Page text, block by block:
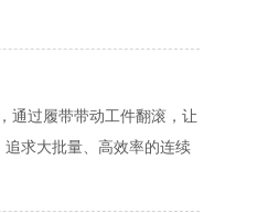
通过履带带动工件翻滚，让
求大批量、高效率的连续